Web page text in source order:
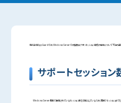
株式会社AppGuardでは、Windows Serverでの複数ログオンセッション環境の動作について下記の通り
サポートセッション
Windows Server標準で装備されているセッション数を前提としているため、同時2セッションまでをサ